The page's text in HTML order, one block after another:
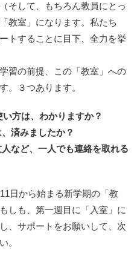
そして、もちろん教員にとっ
教室」になります。私たち
トすることに目下、全力を挙
習の前提、この「教室」への
。３つあります。
方は、わかりますか？
済みましたか？
など、一人でも連絡を取れる
日から始まる新学期の「教
しも、第一週目に「入室」に
、サポートをお願いして、次
。